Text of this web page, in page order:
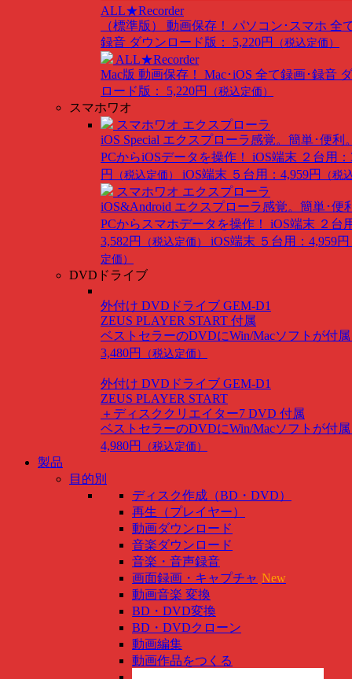
ALL★Recorder
（標準版） 動画保存！ パソコン･スマホ 全
録音 ダウンロード版： 5,220円 （税込定価）
ALL★Recorder
Mac版 動画保存！ Mac･iOS 全て録画･録音
ロード版： 5,220円
（税込定価）
スマホワオ
スマホワオ エクスプローラ
iOS Special エクスプローラ感覚。簡単･便利
PCからiOSデータを操作！ iOS端末 ２台用：
円
（税込定価） iOS端末 ５台用：4,959円 （税
スマホワオ エクスプローラ
iOS&Android エクスプローラ感覚。簡単･便
PCからスマホデータを操作！ iOS端末 ２台
3,582円
（税込定価） iOS端末 ５台用：4,959円
定価）
DVDドライブ
外付け DVDドライブ GEM-D1
ZEUS PLAYER START 付属
ベストセラーのDVDにWin/Macソフトが付
3,480円
（税込定価）
外付け DVDドライブ GEM-D1
ZEUS PLAYER START
＋ディスククリエイター7 DVD 付属
ベストセラーのDVDにWin/Macソフトが付
4,980円
（税込定価）
製品
目的別
ディスク作成（BD・DVD）
再生（プレイヤー）
動画ダウンロード
音楽ダウンロード
音楽・音声録音
画面録画・キャプチャ New
動画音楽 変換
BD・DVD変換
BD・DVDクローン
動画編集
動画作品をつくる